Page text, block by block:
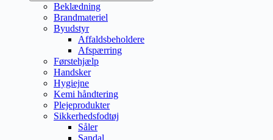
Beklædning
Brandmateriel
Byudstyr
Affaldsbeholdere
Afspærring
Førstehjælp
Handsker
Hygiejne
Kemi håndtering
Plejeprodukter
Sikkerhedsfodtøj
Såler
Sandal